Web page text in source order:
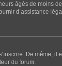
âgés de moins
d’assistance
De
du forum.